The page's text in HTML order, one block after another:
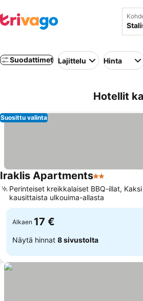
Suodattimet Lajittelu Hinta
Hotellit
Suosittu valinta
Iraklis Apartments2
Perinteiset kreikkalaiset BBQ-illat, Kaksi
kausittaista ulkouima-allasta
Alkaen 17 €
Näytä hinnat 8 sivustolta